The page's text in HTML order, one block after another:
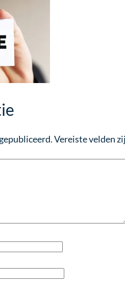
Vereiste velden